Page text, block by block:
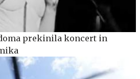
prekinila koncert in